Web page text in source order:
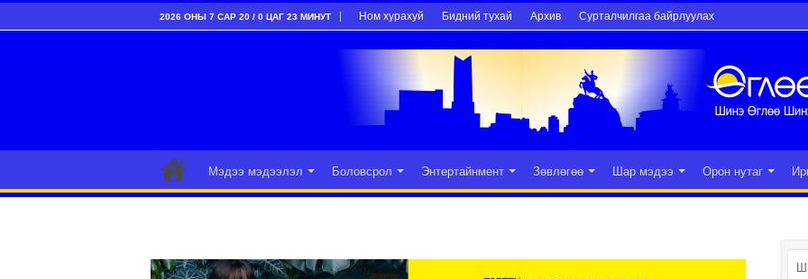
2026 ОНЫ 7 САР 20 / 0 ЦАГ 23 МИНУТ Ном хурахуй Бидний тухай Архив Сурталчилгаа байрлуулах
Мэдээ мэдээлэл Боловсрол Энтертайнмент Зөвлөгөө Шар мэдээ Орон нутаг